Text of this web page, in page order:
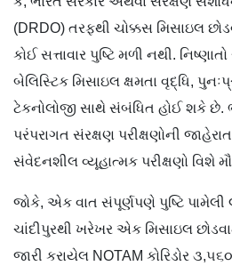
(DRDO) તરફથી ચોક્કસ મિસાઇલ
કોઈ સત્તાવાર પુષ્ટિ મળી નથી.
બેલિસ્ટિક મિસાઇલ ક્ષમતા વૃદ્ધિ,
ટેકનોલોજી સાથે સંબંધિત હોઈ શકે છે.
પરંપરાગત સંરક્ષણ પરીક્ષણોની
સંવેદનશીલ વ્યૂહાત્મક પરીક્ષણો વિશે
જોકે, એક વાત સંપૂર્ણપણે પુષ્ટિ પામેલી
ચાંદીપુરથી ખરેખર એક મિસાઇલ
જારી કરાયેલ NOTAM કોરિડોર